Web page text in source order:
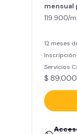
mensual
119.900/
12 meses
Servicios
$ 89.000